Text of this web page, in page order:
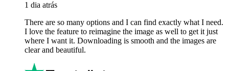
1 dia atrás
There are so many options and I can find exactly what I need.
I love the feature to reimagine the image as well to get it just
where I want it. Downloading is smooth and the images are
clear and beautiful.